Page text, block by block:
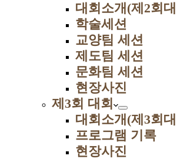
대회소개(제2회
학술세션
교양팀 세션
제도팀 세션
문화팀 세션
현장사진
제3회 대회
대회소개(제3회
프로그램 기록
현장사진